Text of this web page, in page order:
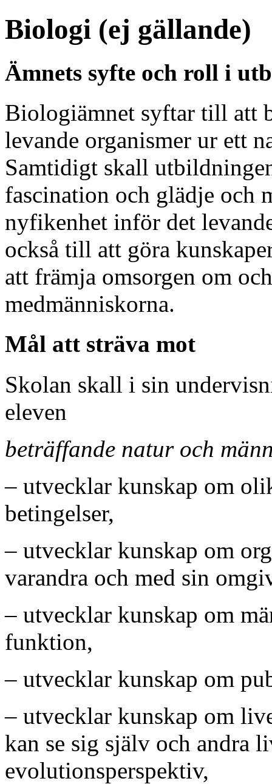
Biologi (ej gällande)
Ämnets syfte och roll i
Biologiämnet syftar till att
levande organismer ur ett
Samtidigt skall
fascination och glädje och
nyfikenhet inför det
också till att göra
att främja omsorgen om
medmänniskorna.
Mål att sträva mot
Skolan skall i sin
eleven
beträffande natur och
– utvecklar kunskap om
betingelser,
– utvecklar kunskap om
varandra och med sin
– utvecklar kunskap om
funktion,
– utvecklar kunskap om
– utvecklar kunskap om
kan se sig själv och andra
evolutionsperspektiv,